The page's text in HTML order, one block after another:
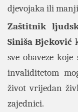
djevojaka ili
Zaštitnik
Siniša Bjeković
sve obaveze
invaliditetom
život vrijedan
zajednici.